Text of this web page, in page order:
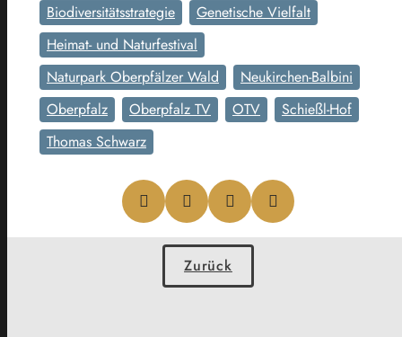
Biodiversitätsstrategie
Genetische Vielfalt
Heimat- und Naturfestival
Naturpark Oberpfälzer Wald
Neukirchen-Balbini
Oberpfalz
Oberpfalz TV OTV
Schießl-Hof
Thomas Schwarz
Zurück